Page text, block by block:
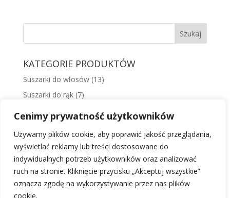
Cenimy prywatność użytkowników
Używamy plików cookie, aby poprawić jakość przeglądania,
wyświetlać reklamy lub treści dostosowane do
indywidualnych potrzeb użytkowników oraz analizować
ruch na stronie. Kliknięcie przycisku „Akceptuj wszystkie”
oznacza zgodę na wykorzystywanie przez nas plików
cookie.
KATEGORIE PRODUKTÓW
Suszarki do włosów (13)
Suszarki do rąk (7)
Suszarki basenowe
(5)
Suszarki hotelowe
(9)
Uchwyty i prowadnice (4)
Odkurzacze Starmix (21)